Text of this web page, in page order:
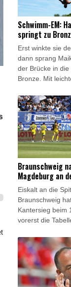
Jährige sei am
(Ortszeit) in
Rosario
Schwimm-EM:
springt zu
Erst winkte sie
dann sprang
der Brücke in die
Bronze. Mit
Durchgang bei
vom sechsten
Braunschweig
Magdeburg an
Eiskalt an die
Braunschweig
Kantersieg beim
vorerst die
denkwürdigen
es am Ende 6:1
überlegenen
Vorjahr war die
Sieg in